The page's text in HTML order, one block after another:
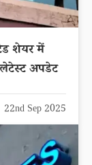
शेयर में
अपडेट
22nd Sep 2025